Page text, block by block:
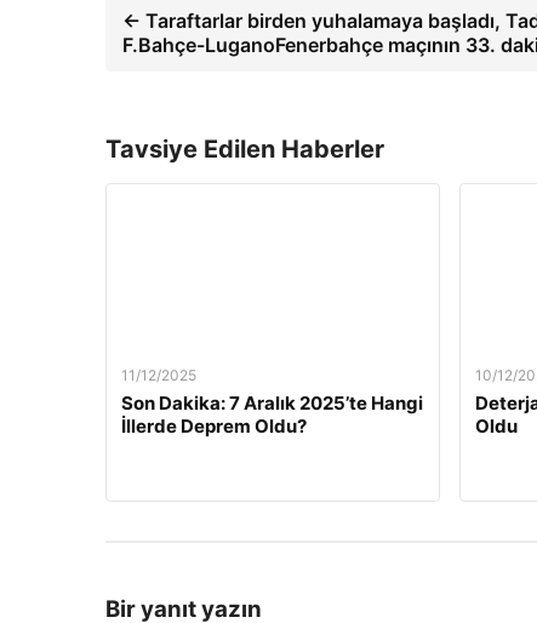
← Taraftarlar birden yuhalamaya başladı,
F.Bahçe-LuganoFenerbahçe maçının 33.
Tavsiye Edilen Haberler
11/12/2025
Son Dakika: 7 Aralık 2025’te Hangi
İllerde Deprem Oldu?
10/12/
Oldu
Bir yanıt yazın